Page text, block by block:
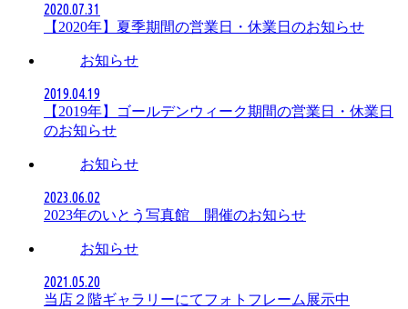
2020.07.31
【2020年】夏季期間の営業日・休業日のお知らせ
お知らせ
2019.04.19
【2019年】ゴールデンウィーク期間の営業日・休業日
のお知らせ
お知らせ
2023.06.02
2023年のいとう写真館 開催のお知らせ
お知らせ
2021.05.20
当店２階ギャラリーにてフォトフレーム展示中